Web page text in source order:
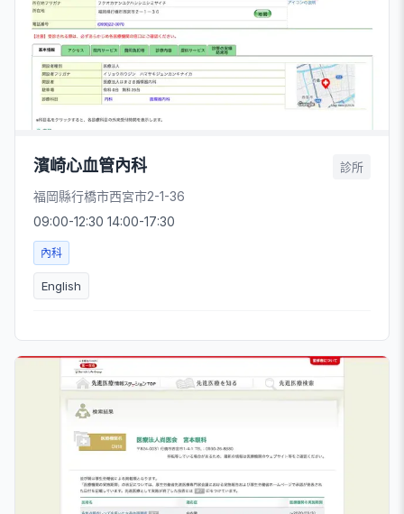
濱崎心血管內科 診所
福岡縣行橋市西宮市2-1-36
09:00-12:30 14:00-17:30
內科
English